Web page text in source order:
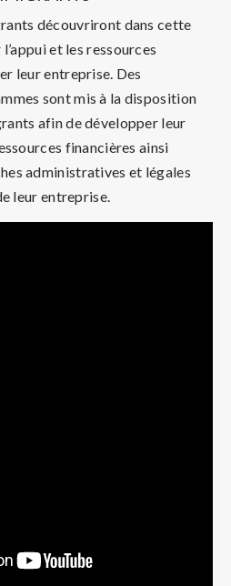
découvriront dans cette
et les ressources
leur entreprise. Des
sont mis à la disposition
afin de développer leur
financières ainsi
administratives et légales
leur entreprise.